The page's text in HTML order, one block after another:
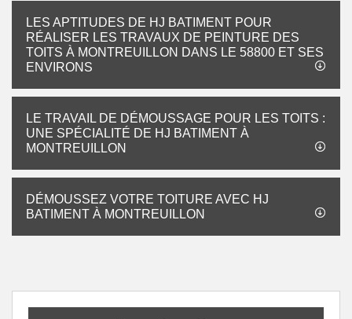
LES APTITUDES DE HJ BATIMENT POUR
RÉALISER LES TRAVAUX DE PEINTURE DES
TOITS À MONTREUILLON DANS LE 58800 ET SES
ENVIRONS
LE TRAVAIL DE DÉMOUSSAGE POUR LES TOITS :
UNE SPÉCIALITÉ DE HJ BATIMENT À
MONTREUILLON
DÉMOUSSEZ VOTRE TOITURE AVEC HJ
BATIMENT À MONTREUILLON